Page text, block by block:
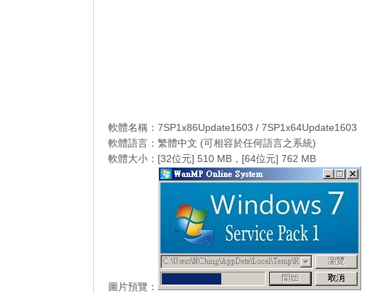
軟體名稱：7SP1x86Update1603 / 7SP1x64Update1603
軟體語言：繁體中文 (可相容於任何語言之系統)
軟體大小：[32位元] 510 MB，[64位元] 762 MB
圖片預覽：